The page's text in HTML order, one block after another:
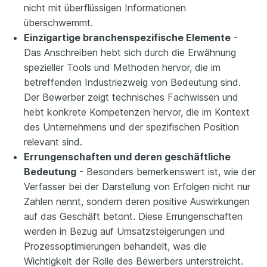
nicht mit überflüssigen Informationen
überschwemmt.
Einzigartige branchenspezifische Elemente -
Das Anschreiben hebt sich durch die Erwähnung
spezieller Tools und Methoden hervor, die im
betreffenden Industriezweig von Bedeutung sind.
Der Bewerber zeigt technisches Fachwissen und
hebt konkrete Kompetenzen hervor, die im Kontext
des Unternehmens und der spezifischen Position
relevant sind.
Errungenschaften und deren geschäftliche
Bedeutung - Besonders bemerkenswert ist, wie der
Verfasser bei der Darstellung von Erfolgen nicht nur
Zahlen nennt, sondern deren positive Auswirkungen
auf das Geschäft betont. Diese Errungenschaften
werden in Bezug auf Umsatzsteigerungen und
Prozessoptimierungen behandelt, was die
Wichtigkeit der Rolle des Bewerbers unterstreicht.